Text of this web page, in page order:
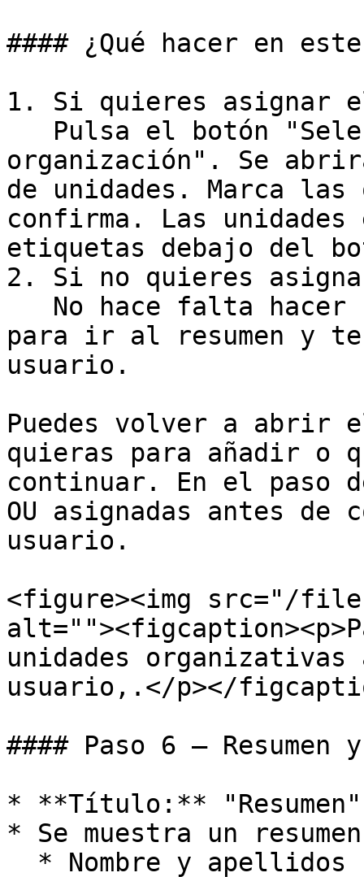
#### ¿Qué hacer en
1. Si quieres asignar
organización". Se
de unidades. Marca las
confirma. Las unidades
etiquetas debajo del
2. Si no quieres
para ir al resumen y
usuario.
Puedes volver a abrir
quieras para añadir o
continuar. En el paso
OU asignadas antes
usuario.
<figure><img src="/
unidades
usuario,.</p></
#### Paso 6 — Resumen
* **Título:**
* Se muestra un